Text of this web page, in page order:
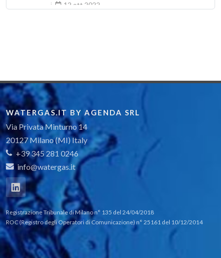
12 ott 2022
WATERGAS.IT BY AGENDA SRL
Via Privata Minturno 14
20127 Milano (MI) Italy
+39 345 281 0246
info@watergas.it
Registrazione Tribunale di Milano n° 135 del 24/04/2018
ROC (Registro degli Operatori di Comunicazione) n° 25161 del 10/12/2014